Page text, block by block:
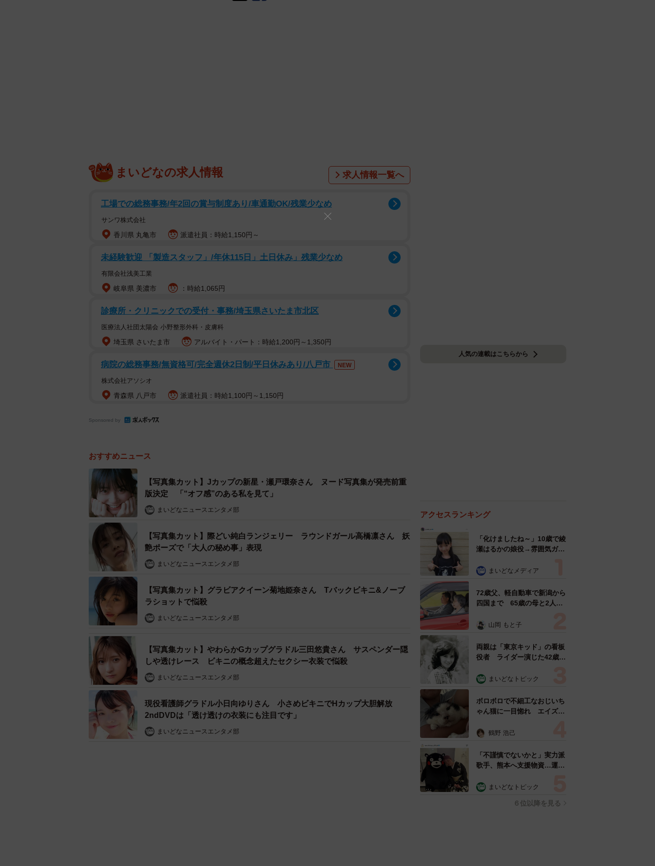
まいどなの求人情報 求人情報一覧へ
工場での総務事務/年2回の賞与制度あり/車通勤OK/残業少なめ
サンワ株式会社
香川県 丸亀市 派遣社員：時給1,150円～
未経験歓迎 「製造スタッフ」/年休115日」土日休み」残業少なめ
有限会社浅美工業
岐阜県 美濃市 ：時給1,065円
診療所・クリニックでの受付・事務/埼玉県さいたま市北区
医療法人社団太陽会 小野整形外科・皮膚科
埼玉県 さいたま市 アルバイト・パート：時給1,200円～1,350円
病院の総務事務/無資格可/完全週休2日制/平日休みあり/八戸市 NEW
株式会社アソシオ
青森県 八戸市 派遣社員：時給1,100円～1,150円
Sponsored by
おすすめニュース
【写真集カット】Jカップの新星・瀬戸環奈さん ヌード写真集が発売前重
版決定 「“オフ感”のある私を見て」
まいどなニュースエンタメ部
【写真集カット】際どい純白ランジェリー ラウンドガール高橋凛さん 妖
艶ポーズで「大人の秘め事」表現
まいどなニュースエンタメ部
【写真集カット】グラビアクイーン菊地姫奈さん Tバックビキニ&ノーブ
ラショットで悩殺
まいどなニュースエンタメ部
【写真集カット】やわらかGカップグラドル三田悠貴さん サスペンダー隠
しや透けレース ビキニの概念超えたセクシー衣装で悩殺
まいどなニュースエンタメ部
現役看護師グラドル小日向ゆりさん 小さめビキニでHカップ大胆解放
2ndDVDは「透け透けの衣装にも注目です」
まいどなニュースエンタメ部
人気の連載はこちらから
アクセスランキング
「化けましたね～」10歳で綾
瀬はるかの娘役→雰囲気ガラ
雰囲気が」「宝塚に入れそ
まいどなメディア
72歳父、軽自動車で新潟から
四国まで 65歳の母と2人で
憩まで分刻み… 「大学生で
山岡 もと子
両親は「東京キッド」の看板
役者 ライダー演じた42歳元
ングフォト」計画を明言
む」
まいどなトピック
ボロボロで不細工なおじいち
ゃん猫に一目惚れ エイズだ
暮らすと「おじ猫」だって可
鶴野 浩己
「不謹慎でないかと」実力派
歌手、熊本へ支援物資…運搬
めらい 「痛いほど伝わる」
まいどなトピック
６位以降を見る